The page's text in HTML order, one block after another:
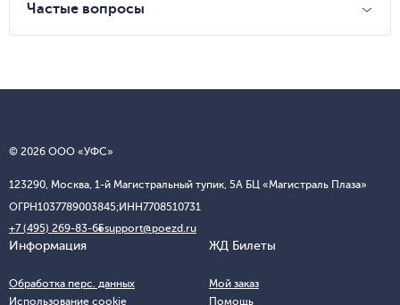
Частые вопросы
© 2026 ООО «УФС»
123290, Москва, 1-й Магистральный тупик, 5А БЦ «Магистраль Плаза»
ОГРН1037789003845;ИНН7708510731
+7 (495) 269-83-65support@poezd.ru
Информация
Обработка перс. данных
Использование cookie
ЖД Билеты
Мой заказ
Помощь